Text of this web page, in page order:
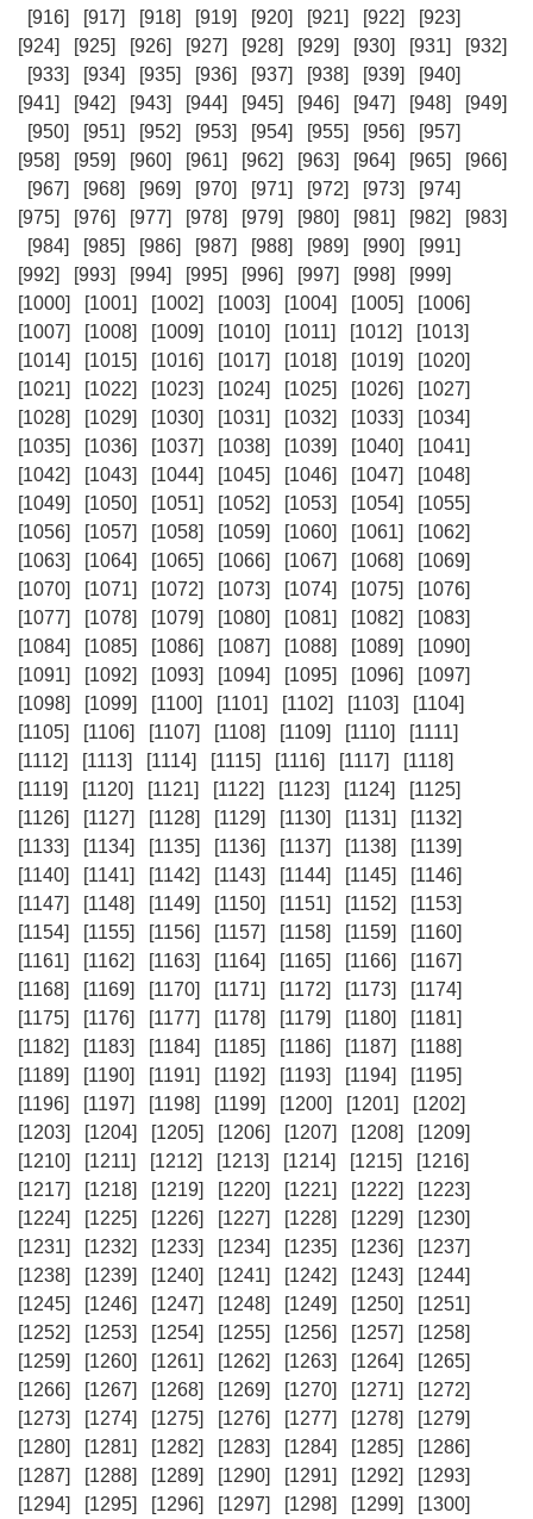
[916] [917] [918] [919] [920] [921] [922]
[923]
[924]
[925] [926] [927] [928] [929] [930] [931]
[932]
[933]
[934] [935] [936] [937] [938] [939]
[940]
[941]
[942] [943] [944] [945] [946] [947] [948]
[949]
[950]
[951] [952] [953] [954] [955] [956]
[957]
[958]
[959] [960] [961] [962] [963] [964] [965]
[966]
[967]
[968] [969] [970] [971] [972] [973]
[974]
[975]
[976] [977] [978] [979] [980] [981] [982]
[983]
[984]
[985] [986] [987] [988] [989] [990]
[991]
[992]
[993] [994] [995] [996] [997] [998]
[999]
[1000]
[1001] [1002] [1003] [1004] [1005]
[1006]
[1007]
[1008] [1009] [1010] [1011] [1012]
[1013]
[1014]
[1015] [1016] [1017] [1018] [1019]
[1020]
[1021]
[1022] [1023] [1024] [1025] [1026]
[1027]
[1028]
[1029] [1030] [1031] [1032] [1033]
[1034]
[1035]
[1036] [1037] [1038] [1039] [1040]
[1041]
[1042]
[1043] [1044] [1045] [1046] [1047]
[1048]
[1049]
[1050] [1051] [1052] [1053] [1054]
[1055]
[1056]
[1057] [1058] [1059] [1060] [1061]
[1062]
[1063]
[1064] [1065] [1066] [1067] [1068]
[1069]
[1070]
[1071] [1072] [1073] [1074] [1075]
[1076]
[1077]
[1078] [1079] [1080] [1081] [1082]
[1083]
[1084]
[1085] [1086] [1087] [1088] [1089]
[1090]
[1091]
[1092] [1093] [1094] [1095] [1096]
[1097]
[1098]
[1099] [1100] [1101] [1102] [1103]
[1104]
[1105]
[1106] [1107] [1108] [1109] [1110]
[1111]
[1112]
[1113] [1114] [1115] [1116] [1117]
[1118]
[1119]
[1120] [1121] [1122] [1123] [1124]
[1125]
[1126]
[1127] [1128] [1129] [1130] [1131]
[1132]
[1133]
[1134] [1135] [1136] [1137] [1138]
[1139]
[1140]
[1141] [1142] [1143] [1144] [1145]
[1146]
[1147]
[1148] [1149] [1150] [1151] [1152]
[1153]
[1154]
[1155] [1156] [1157] [1158] [1159]
[1160]
[1161]
[1162] [1163] [1164] [1165] [1166]
[1167]
[1168]
[1169] [1170] [1171] [1172] [1173]
[1174]
[1175]
[1176] [1177] [1178] [1179] [1180]
[1181]
[1182]
[1183] [1184] [1185] [1186] [1187]
[1188]
[1189]
[1190] [1191] [1192] [1193] [1194]
[1195]
[1196]
[1197] [1198] [1199] [1200] [1201]
[1202]
[1203]
[1204] [1205] [1206] [1207] [1208]
[1209]
[1210]
[1211] [1212] [1213] [1214] [1215]
[1216]
[1217]
[1218] [1219] [1220] [1221] [1222]
[1223]
[1224]
[1225] [1226] [1227] [1228] [1229]
[1230]
[1231]
[1232] [1233] [1234] [1235] [1236]
[1237]
[1238]
[1239] [1240] [1241] [1242] [1243]
[1244]
[1245]
[1246] [1247] [1248] [1249] [1250]
[1251]
[1252]
[1253] [1254] [1255] [1256] [1257]
[1258]
[1259]
[1260] [1261] [1262] [1263] [1264]
[1265]
[1266]
[1267] [1268] [1269] [1270] [1271]
[1272]
[1273]
[1274] [1275] [1276] [1277] [1278]
[1279]
[1280]
[1281] [1282] [1283] [1284] [1285]
[1286]
[1287]
[1288] [1289] [1290] [1291] [1292]
[1293]
[1294]
[1295] [1296] [1297] [1298] [1299]
[1300]